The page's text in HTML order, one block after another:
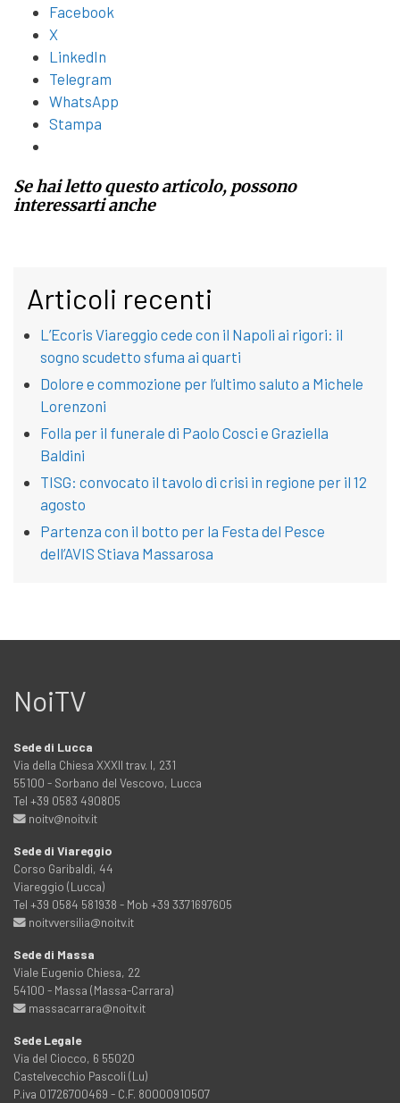
Facebook
X
LinkedIn
Telegram
WhatsApp
Stampa
Se hai letto questo articolo, possono
interessarti anche
Articoli recenti
L’Ecoris Viareggio cede con il Napoli ai rigori: il
sogno scudetto sfuma ai quarti
Dolore e commozione per l’ultimo saluto a Michele
Lorenzoni
Folla per il funerale di Paolo Cosci e Graziella
Baldini
TISG: convocato il tavolo di crisi in regione per il 12
agosto
Partenza con il botto per la Festa del Pesce
dell’AVIS Stiava Massarosa
NoiTV
Sede di Lucca
Via della Chiesa XXXII trav. I, 231
55100 - Sorbano del Vescovo, Lucca
Tel +39 0583 490805
noitv@noitv.it
Sede di Viareggio
Corso Garibaldi, 44
Viareggio (Lucca)
Tel +39 0584 581938 - Mob +39 3371697605
noitvversilia@noitv.it
Sede di Massa
Viale Eugenio Chiesa, 22
54100 - Massa (Massa-Carrara)
massacarrara@noitv.it
Sede Legale
Via del Ciocco, 6 55020
Castelvecchio Pascoli (Lu)
P.iva 01726700469 - C.F. 80000910507